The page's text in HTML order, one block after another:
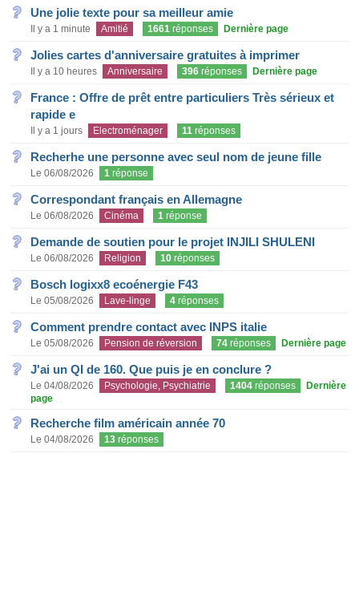
Une jolie texte pour sa meilleur amie
Il y a 1 minute Amitié 1661 réponses Dernière page
Jolies cartes d'anniversaire gratuites à imprimer
Il y a 10 heures Anniversaire 396 réponses Dernière page
France : Offre de prêt entre particuliers Très sérieux et
rapide e
Il y a 1 jours Electroménager 11 réponses
Recherhe une personne avec seul nom de jeune fille
Le 06/08/2026 1 réponse
Correspondant français en Allemagne
Le 06/08/2026 Cinéma 1 réponse
Demande de soutien pour le projet INJILI SHULENI
Le 06/08/2026 Religion 10 réponses
Bosch logixx8 ecoénergie F43
Le 05/08/2026 Lave-linge 4 réponses
Comment prendre contact avec INPS italie
Le 05/08/2026 Pension de réversion 74 réponses Dernière page
J'ai un QI de 160. Que puis je en conclure ?
Le 04/08/2026 Psychologie, Psychiatrie 1404 réponses
Dernière
page
Recherche film américain année 70
Le 04/08/2026 13 réponses